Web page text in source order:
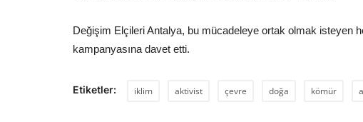
Değişim Elçileri Antalya, bu mücadeleye ortak olmak isteyen
kampanyasına davet etti.
Etiketler: iklim aktivist çevre doğa kömür